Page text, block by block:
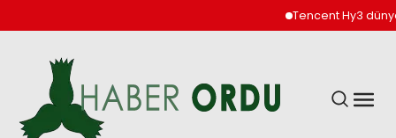
Tencent Hy3 dünya